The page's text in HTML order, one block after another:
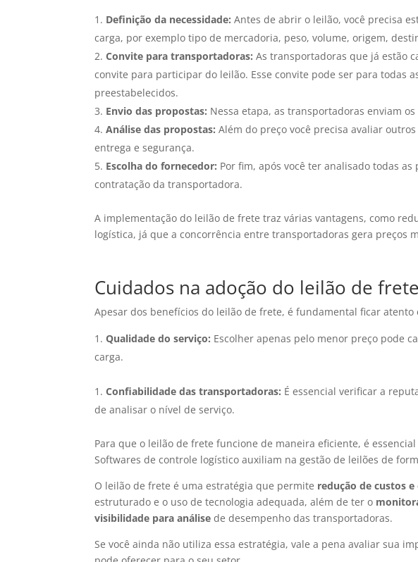
Definição da necessidade: Antes de abrir o leilão, você precisa
carga, por exemplo tipo de mercadoria, peso, volume, origem,
Convite para transportadoras: As transportadoras que já estão
convite para participar do leilão. Esse convite pode ser para todas
preestabelecidos.
Envio das propostas: Nessa etapa, as transportadoras enviam
Análise das propostas:Além do preço você precisa avaliar
entrega e segurança.
Escolha do fornecedor: Por fim, após você ter analisado todas
contratação da transportadora.
A implementação do leilão de frete traz várias vantagens, como
logística, já que a concorrência entre transportadoras gera preços
Cuidados na adoção do leilão de frete
Apesar dos benefícios do leilão de frete, é fundamental ficar
Qualidade do serviço: Escolher apenas pelo menor preço pode
carga.
Confiabilidade das transportadoras: É essencial verificar a
de analisar o nível de serviço.
Para que o leilão de frete funcione de maneira eficiente, é
Softwares de controle logístico auxiliam na gestão de leilões de
O leilão de frete é uma estratégia que permite redução de custos
estruturado e o uso de tecnologia adequada, além de ter o
visibilidade para análise de desempenho das transportadoras.
Se você ainda não utiliza essa estratégia, vale a pena avaliar sua